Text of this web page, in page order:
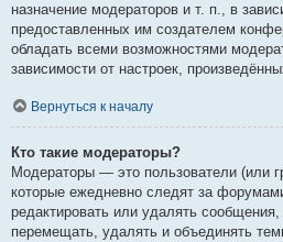
назначение модераторов и т. п., в
предоставленных им создателем
обладать всеми возможностями
зависимости от настроек,
Вернуться к началу
Кто такие модераторы?
Модераторы — это пользователи (или
которые ежедневно следят за
редактировать или удалять сообщения,
перемещать, удалять и объединять